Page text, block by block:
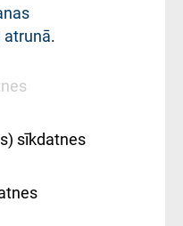
atrunā.
sīkdatnes